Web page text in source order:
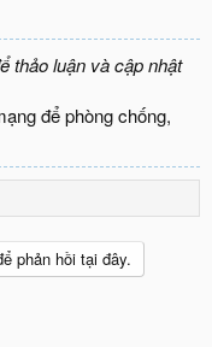
thảo luận và cập nhật
để phòng chống,
phản hồi tại đây.